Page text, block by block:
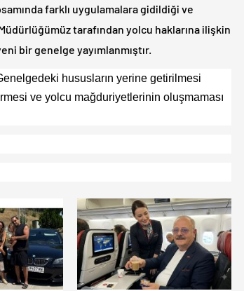
farklı uygulamalara gidildiği ve
tarafından yolcu haklarına ilişkin
bir genelge yayımlanmıştır.
hususların yerine getirilmesi
ve yolcu mağduriyetlerinin oluşmaması